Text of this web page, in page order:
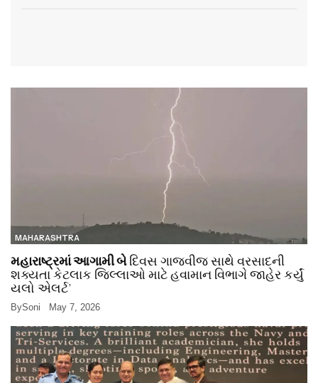
MAHARASHTRA
મહારાષ્ટ્રમાં આગામી બેદિવસ ગાજવીજ સાથે વરસાદની
શક્યતા કેટલાક જિલ્લાઓ માટે હવામાન વિભાગે જાહેર કર્યું
યલો એલર્ટ’
BySoni May 7, 2026